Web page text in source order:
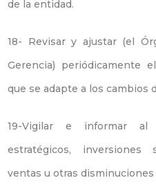
de la entidad.
18- Revisar y ajustar (el
Gerencia) periódicamente
que se adapte a los cambios
19-Vigilar e informar al
estratégicos, inversiones
ventas u otras